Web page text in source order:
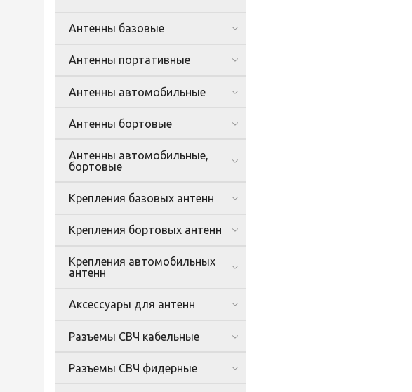
Антенны базовые
Антенны портативные
Антенны автомобильные
Антенны бортовые
Антенны автомобильные,
бортовые
Крепления базовых антенн
Крепления бортовых антенн
Крепления автомобильных
антенн
Аксессуары для антенн
Разъемы СВЧ кабельные
Разъемы СВЧ фидерные